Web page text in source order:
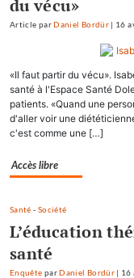
du vécu»
Article parDaniel Bordür | 16
«Il faut partir du vécu».
santé à l'Espace Santé
patients. «Quand une
d'aller voir une
c'est comme une […]
Accès libre
Santé - Société
L’éducation
santé
Enquête parDaniel Bordür | 16